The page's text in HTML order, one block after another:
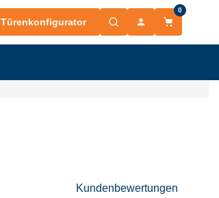
Türenkonfigurator
0
Kundenbewertungen